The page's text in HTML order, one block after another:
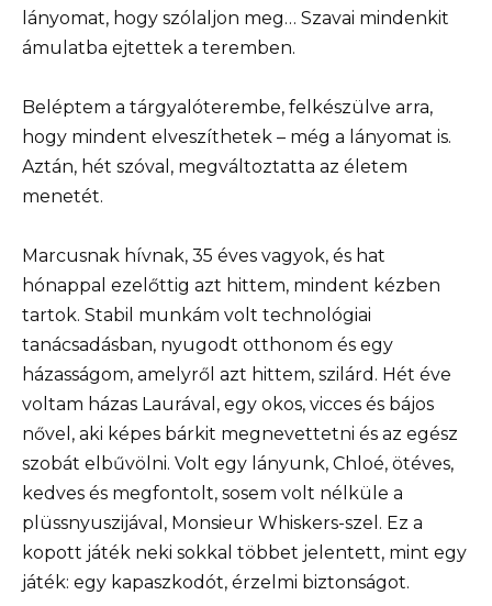
lányomat, hogy szólaljon meg… Szavai mindenkit
ámulatba ejtettek a teremben.
Beléptem a tárgyalóterembe, felkészülve arra,
hogy mindent elveszíthetek – még a lányomat is.
Aztán, hét szóval, megváltoztatta az életem
menetét.
Marcusnak hívnak, 35 éves vagyok, és hat
hónappal ezelőttig azt hittem, mindent kézben
tartok. Stabil munkám volt technológiai
tanácsadásban, nyugodt otthonom és egy
házasságom, amelyről azt hittem, szilárd. Hét éve
voltam házas Laurával, egy okos, vicces és bájos
nővel, aki képes bárkit megnevettetni és az egész
szobát elbűvölni. Volt egy lányunk, Chloé, ötéves,
kedves és megfontolt, sosem volt nélküle a
plüssnyuszijával, Monsieur Whiskers-szel. Ez a
kopott játék neki sokkal többet jelentett, mint egy
játék: egy kapaszkodót, érzelmi biztonságot.